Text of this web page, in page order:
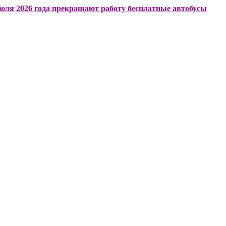
года прекращают работу бесплатные автобусы